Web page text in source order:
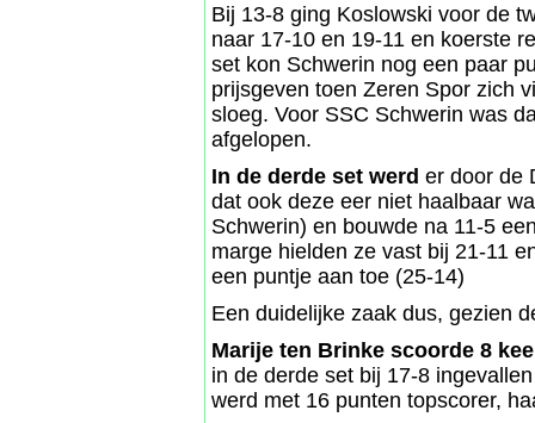
Bij 13-8 ging Koslowski voor de
naar 17-10 en 19-11 en koerste
set kon Schwerin nog een paar
prijsgeven toen Zeren Spor zich
sloeg. Voor SSC Schwerin was
afgelopen.
In de derde set werd er door de
dat ook deze eer niet haalbaar
Schwerin) en bouwde na 11-5
marge hielden ze vast bij 21-11
een puntje aan toe (25-14)
Een duidelijke zaak dus, gezien
Marije ten Brinke scoorde 8
in de derde set bij 17-8
werd met 16 punten topscorer,